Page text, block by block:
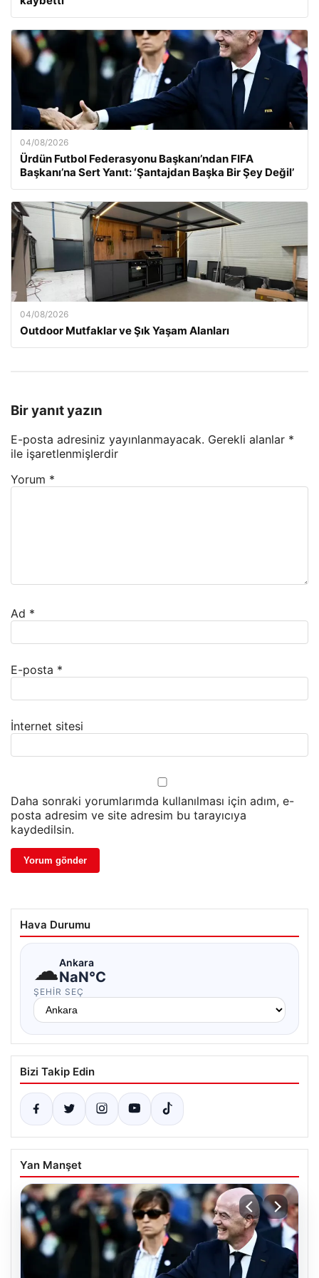
04/08/2026
Ürdün Futbol Federasyonu Başkanı’ndan FIFA
Başkanı’na Sert Yanıt: ‘Şantajdan Başka Bir Şey Değil’
04/08/2026
Outdoor Mutfaklar ve Şık Yaşam Alanları
Bir yanıt yazın
E-posta adresiniz yayınlanmayacak. Gerekli alanlar *
ile işaretlenmişlerdir
Yorum *
Ad *
E-posta *
İnternet sitesi
Daha sonraki yorumlarımda kullanılması için adım, e-
posta adresim ve site adresim bu tarayıcıya
kaydedilsin.
Hava Durumu
☁Ankara
NaN°C
ŞEHIR SEÇ
Bizi Takip Edin
Yan Manşet